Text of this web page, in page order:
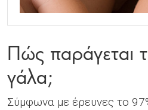
Πώς παράγεται
γάλα;
Σύμφωνα με έρευνες το